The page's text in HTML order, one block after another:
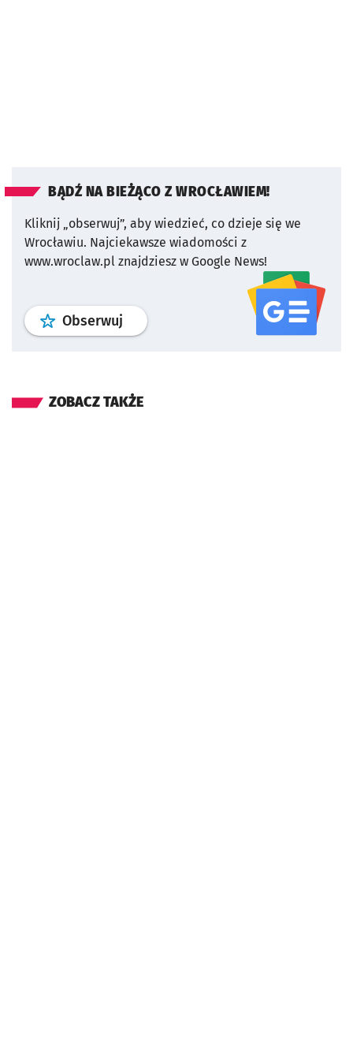
BĄDŹ NA BIEŻĄCO Z WROCŁAWIEM!
Kliknij „obserwuj”, aby wiedzieć, co dzieje się we
Wrocławiu. Najciekawsze wiadomości z
www.wroclaw.pl znajdziesz w Google News!
Obserwuj profil serwisu
ZOBACZ TAKŻE